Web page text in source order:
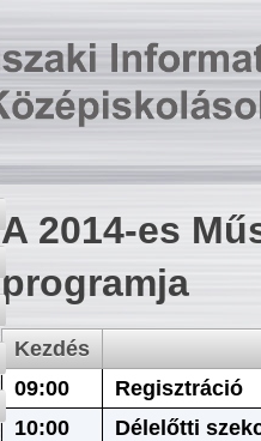
A 2014-es
programja
Kezdés
09:00
Regisztráció
10:00
Délelőtti